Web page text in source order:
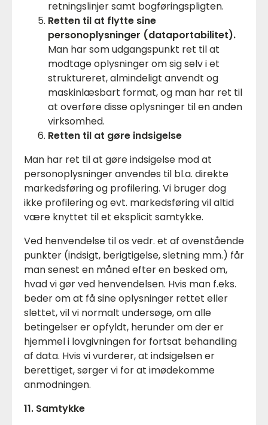
retningslinjer samt bogføringspligten.
Retten til at flytte sine
personoplysninger (dataportabilitet).
Man har som udgangspunkt ret til at
modtage oplysninger om sig selv i et
struktureret, almindeligt anvendt og
maskinlæsbart format, og man har ret til
at overføre disse oplysninger til en anden
virksomhed.
Retten til at gøre indsigelse
Man har ret til at gøre indsigelse mod at
personoplysninger anvendes til bl.a. direkte
markedsføring og profilering. Vi bruger dog
ikke profilering og evt. markedsføring vil altid
være knyttet til et eksplicit samtykke.
Ved henvendelse til os vedr. et af ovenstående
punkter (indsigt, berigtigelse, sletning mm.) får
man senest en måned efter en besked om,
hvad vi gør ved henvendelsen. Hvis man f.eks.
beder om at få sine oplysninger rettet eller
slettet, vil vi normalt undersøge, om alle
betingelser er opfyldt, herunder om der er
hjemmel i lovgivningen for fortsat behandling
af data. Hvis vi vurderer, at indsigelsen er
berettiget, sørger vi for at imødekomme
anmodningen.
11. Samtykke